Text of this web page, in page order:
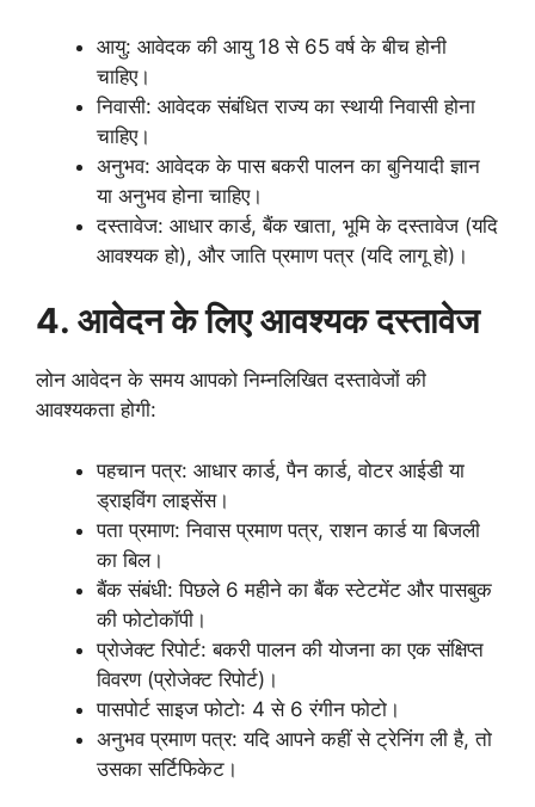
आयु: आवेदक की आयु 18 से 65 वर्ष के बीच होनी
चाहिए।
निवासी: आवेदक संबंधित राज्य का स्थायी निवासी होना
चाहिए।
अनुभव: आवेदक के पास बकरी पालन का बुनियादी ज्ञान
या अनुभव होना चाहिए।
दस्तावेज: आधार कार्ड, बैंक खाता, भूमि के दस्तावेज (यदि
आवश्यक हो), और जाति प्रमाण पत्र (यदि लागू हो)।
4. आवेदन के लिए आवश्यक दस्तावेज
लोन आवेदन के समय आपको निम्नलिखित दस्तावेजों की
आवश्यकता होगी:
पहचान पत्र: आधार कार्ड, पैन कार्ड, वोटर आईडी या
ड्राइविंग लाइसेंस।
पता प्रमाण: निवास प्रमाण पत्र, राशन कार्ड या बिजली
का बिल।
बैंक संबंधी: पिछले 6 महीने का बैंक स्टेटमेंट और पासबुक
की फोटोकॉपी।
प्रोजेक्ट रिपोर्ट: बकरी पालन की योजना का एक संक्षिप्त
विवरण (प्रोजेक्ट रिपोर्ट)।
पासपोर्ट साइज फोटो: 4 से 6 रंगीन फोटो।
अनुभव प्रमाण पत्र: यदि आपने कहीं से ट्रेनिंग ली है, तो
उसका सर्टिफिकेट।